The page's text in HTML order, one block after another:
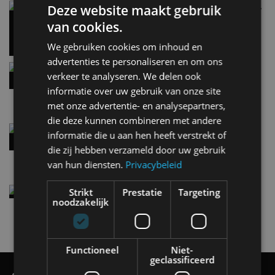
Carbon fibre op je laadkabel: nergens voor nodig,
en precies daarom geweldig
5 aug
Hennessey Blackbird krijgt atmosferische V8 en
handbak: soms is eenvoud leuker
5 aug
per 100 kilometer
4 aug
Elektrische Geely E2 (tijdelijk) net zo goedkoop
als een Renault Twingo
Deze website maakt gebruik
van cookies.
We gebruiken cookies om inhoud en
advertenties te personaliseren en om ons
verkeer te analyseren. We delen ook
informatie over uw gebruik van onze site
met onze advertentie- en analysepartners,
die deze kunnen combineren met andere
informatie die u aan hen heeft verstrekt of
die zij hebben verzameld door uw gebruik
van hun diensten. Privacybeleid
Strikt
noodzakelijk
Prestatie Targeting
Functioneel
Niet-
geclassificeerd